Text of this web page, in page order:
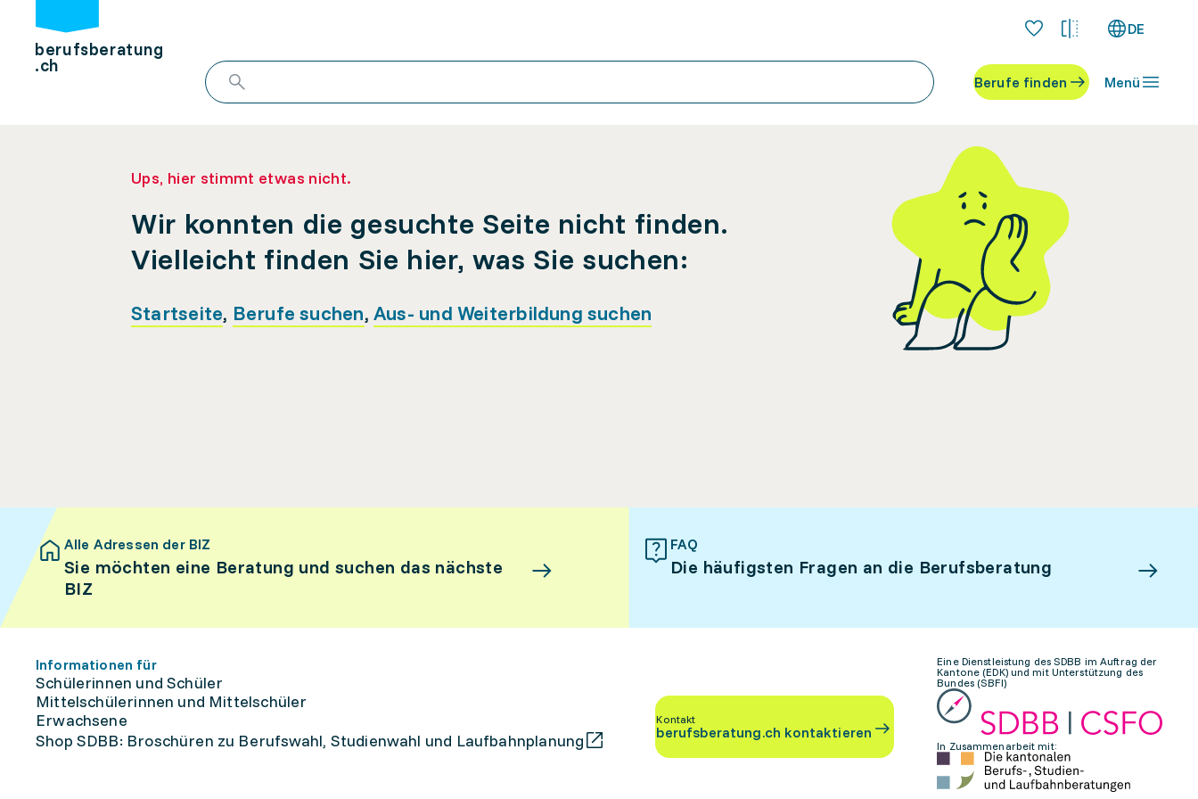
berufsberatung
.ch
DE
Berufe finden Menü
Ups, hier stimmt etwas nicht.
Wir konnten die gesuchte Seite nicht finden.
Vielleicht finden Sie hier, was Sie suchen:
Startseite, Berufe suchen, Aus- und Weiterbildung suchen
Alle Adressen der BIZ
Sie möchten eine Beratung und suchen das nächste
BIZ
FAQ
Die häufigsten Fragen an die Berufsberatung
Informationen für
Schülerinnen und Schüler
Mittelschülerinnen und Mittelschüler
Erwachsene
Shop SDBB: Broschüren zu Berufswahl, Studienwahl und Laufbahnplanung
Kontakt
berufsberatung.ch kontaktieren
Eine Dienstleistung des SDBB im Auftrag der
Kantone (EDK) und mit Unterstützung des
Bundes (SBFI)
In Zusammenarbeit mit: